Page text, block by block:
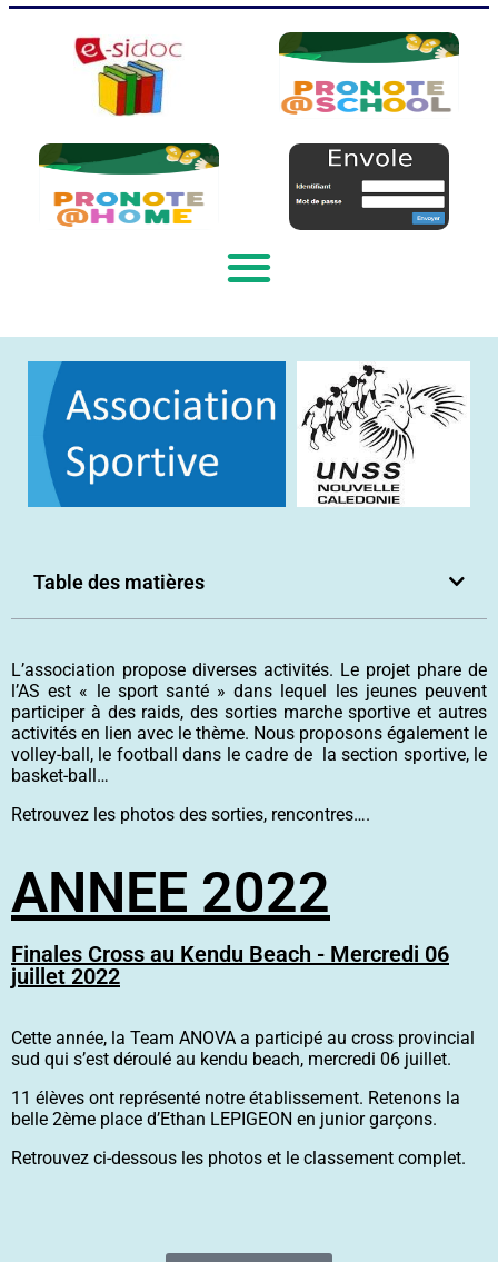
Table des matières
L’association propose diverses activités. Le projet phare de
l’AS est « le sport santé » dans lequel les jeunes peuvent
participer à des raids, des sorties marche sportive et autres
activités en lien avec le thème. Nous proposons également le
volley-ball, le football dans le cadre de la section sportive, le
basket-ball…
Retrouvez les photos des sorties, rencontres….
ANNEE 2022
Finales Cross au Kendu Beach - Mercredi 06
juillet 2022
Cette année, la Team ANOVA a participé au cross provincial
sud qui s’est déroulé au kendu beach, mercredi 06 juillet.
11 élèves ont représenté notre établissement. Retenons la
belle 2ème place d’Ethan LEPIGEON en junior garçons.
Retrouvez ci-dessous les photos et le classement complet.